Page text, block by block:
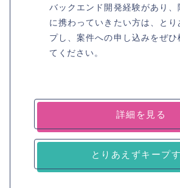
バックエンド開発経験があり、
に携わっていきたい方は、とり
プし、案件への申し込みをぜひ
てください。
詳細を見る
とりあえずキープ